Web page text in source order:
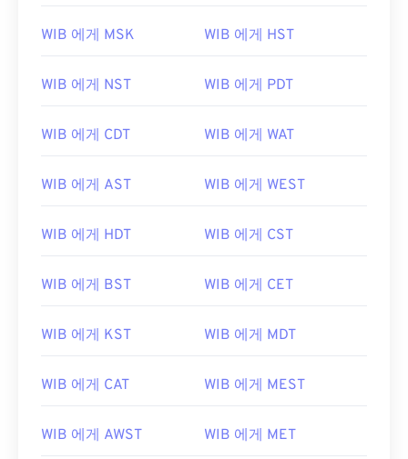
WIB 에게 MSK WIB 에게 HST
WIB 에게 NST WIB 에게 PDT
WIB 에게 CDT WIB 에게 WAT
WIB 에게 AST WIB 에게 WEST
WIB 에게 HDT WIB 에게 CST
WIB 에게 BST WIB 에게 CET
WIB 에게 KST WIB 에게 MDT
WIB 에게 CAT WIB 에게 MEST
WIB 에게 AWST WIB 에게 MET